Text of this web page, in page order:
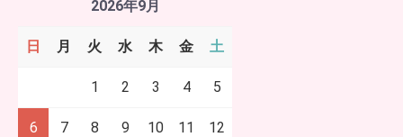
2026年9月
日 月 火 水 木 金 土
1 2 3 4 5
6 7 8 9 10 11 12